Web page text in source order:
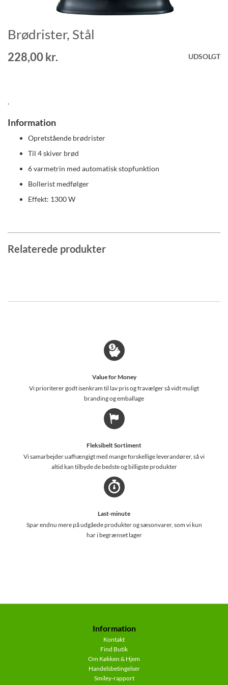
Gå
til
starten
af
Brødrister, Stål
228,00 kr. UDSOLGT
.
Information
Opretstående brødrister
Til 4 skiver brød
6 varmetrin med automatisk stopfunktion
Bollerist medfølger
Effekt: 1300 W
Relaterede produkter
Value for Money
Vi prioriterer godt isenkram til lav pris og fravælger så vidt muligt
branding og emballage
Fleksibelt Sortiment
Vi samarbejder uafhængigt med mange forskellige leverandører, så vi
altid kan tilbyde de bedste og billigste produkter
Last-minute
Spar endnu mere på udgåede produkter og sæsonvarer, som vi kun
har i begrænset lager
Information
Kontakt
Find Butik
Om Køkken & Hjem
Handelsbetingelser
Smiley-rapport